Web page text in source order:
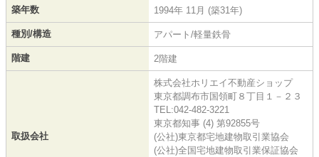
築年数 1994年 11月 (築31年)
種別/構造 アパート/軽量鉄骨
階建 2階建
取扱会社
株式会社ホリエイ不動産ショップ
東京都調布市国領町８丁目１－２３
TEL:042-482-3221
東京都知事 (4) 第92855号
(公社)東京都宅地建物取引業協会
(公社)全国宅地建物取引業保証協会